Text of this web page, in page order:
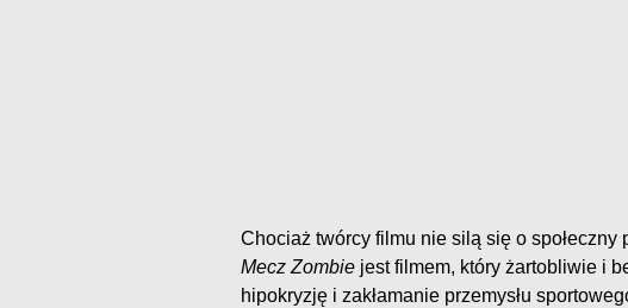
Chociaż twórcy filmu nie silą się o
Mecz Zombie jest filmem, który żartobliwie i
hipokryzję i zakłamanie przemysłu